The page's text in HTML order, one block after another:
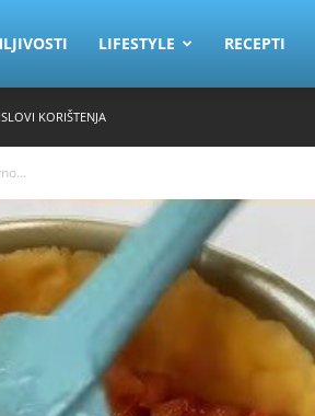
LIFESTYLE RECEPTI
KORIŠTENJA